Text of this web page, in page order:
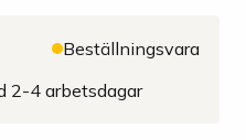
Beställningsvara
2-4 arbetsdagar